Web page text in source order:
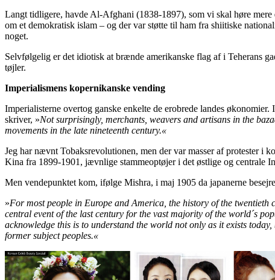
Langt tidligere, havde Al-Afghani (1838-1897), som vi skal høre
om et demokratisk islam – og der var støtte til ham fra shiitiske
noget.
Selvfølgelig er det idiotisk at brænde amerikanske flag af i Teherans
tøjler.
Imperialismens kopernikanske vending
Imperialisterne overtog ganske enkelte de erobrede landes
skriver, »Not surprisingly, merchants, weavers and artisans in the
movements in the late nineteenth century.«
Jeg har nævnt Tobaksrevolutionen, men der var masser af protester i
Kina fra 1899-1901, jævnlige stammeoptøjer i det østlige og centrale
Men vendepunktet kom, ifølge Mishra, i maj 1905 da japanerne
»For most people in Europe and America, the history of the
central event of the last century for the vast majority of the world´s
acknowledge this is to understand the world not only as it exists
former subject peoples.«